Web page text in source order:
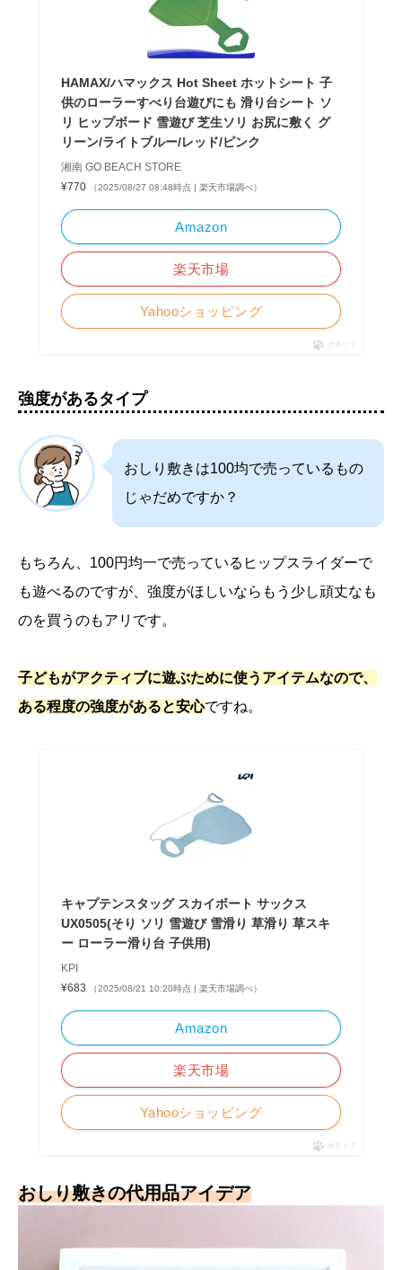
HAMAX/ハマックス Hot Sheet ホットシート 子
供のローラーすべり台遊びにも 滑り台シート ソ
リ ヒップボード 雪遊び 芝生ソリ お尻に敷く グ
リーン/ライトブルー/レッド/ピンク
湘南 GO BEACH STORE
¥770
（2025/08/27 08:48時点 | 楽天市場調べ）
Amazon
楽天市場
Yahooショッピング
ポチップ
強度があるタイプ
おしり敷きは100均で売っているもの
じゃだめですか？
もちろん、100円均一で売っているヒップスライダーで
も遊べるのですが、強度がほしいならもう少し頑丈なも
のを買うのもアリです。
子どもがアクティブに遊ぶために使うアイテムなので、
ある程度の強度があると安心ですね。
キャプテンスタッグ スカイボート サックス
UX0505(そり ソリ 雪遊び 雪滑り 草滑り 草スキ
ー ローラー滑り台 子供用)
KPI
¥683
（2025/08/21 10:20時点 | 楽天市場調べ）
Amazon
楽天市場
Yahooショッピング
ポチップ
おしり敷きの代用品アイデア